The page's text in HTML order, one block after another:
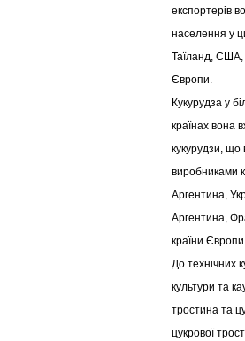
експортерів
населення у
Таїланд, США,
Європи.
Кукурудза у
країнах вона
кукурудзи, що
виробниками
Аргентина,
Аргентина,
країни
До технічних
культури та
тростина та
цукрової